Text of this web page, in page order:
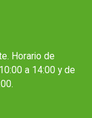
Horario de
a 14:00 y de